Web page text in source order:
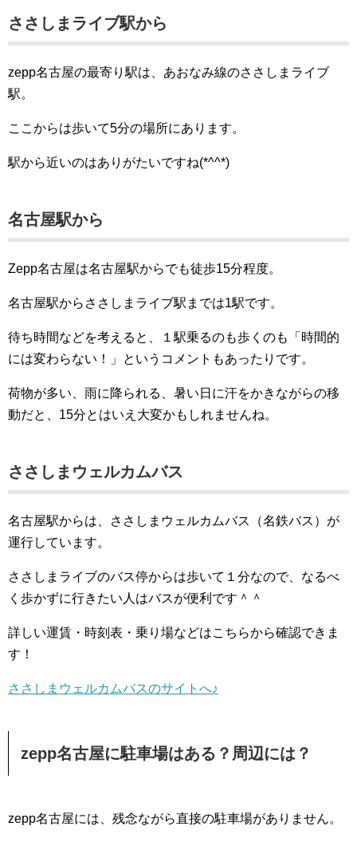
ささしまライブ駅から
zepp名古屋の最寄り駅は、あおなみ線のささしまライブ
駅。
ここからは歩いて5分の場所にあります。
駅から近いのはありがたいですね(*^^*)
名古屋駅から
Zepp名古屋は名古屋駅からでも徒歩15分程度。
名古屋駅からささしまライブ駅までは1駅です。
待ち時間などを考えると、１駅乗るのも歩くのも「時間的
には変わらない！」というコメントもあったりです。
荷物が多い、雨に降られる、暑い日に汗をかきながらの移
動だと、15分とはいえ大変かもしれませんね。
ささしまウェルカムバス
名古屋駅からは、ささしまウェルカムバス（名鉄バス）が
運行しています。
ささしまライブのバス停からは歩いて１分なので、なるべ
く歩かずに行きたい人はバスが便利です＾＾
詳しい運賃・時刻表・乗り場などはこちらから確認できま
す！
ささしまウェルカムバスのサイトへ♪
zepp名古屋に駐車場はある？周辺には？
zepp名古屋には、残念ながら直接の駐車場がありません。